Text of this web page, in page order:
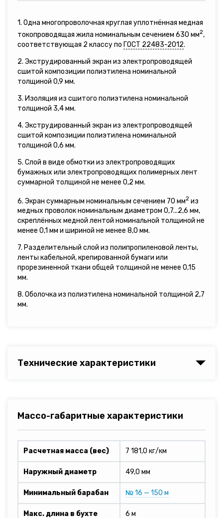
1. Одна многопроволочная круглая уплотнённая медная
токопроводящая жила номинальным сечением 630 мм2,
соответствующая 2 классу по ГОСТ 22483-2012.
2. Экструдированный экран из электропроводящей
сшитой композиции полиэтилена номинальной
толщиной 0,9 мм.
3. Изоляция из сшитого полиэтилена номинальной
толщиной 3,4 мм.
4. Экструдированный экран из электропроводящей
сшитой композиции полиэтилена номинальной
толщиной 0,6 мм.
5. Слой в виде обмотки из электропроводящих
бумажных или электропроводящих полимерных лент
суммарной толщиной не менее 0,2 мм.
6. Экран суммарным номинальным сечением 70 мм2 из
медных проволок номинальным диаметром 0,7...2,6 мм,
скреплённых медной лентой номинальной толщиной не
менее 0,1 мм и шириной не менее 8,0 мм.
7. Разделительный слой из полипропиленовой ленты,
ленты кабельной, крепированной бумаги или
прорезиненной ткани общей толщиной не менее 0,15
мм.
8. Оболочка из полиэтилена номинальной толщиной 2,7
мм.
Технические характеристики
Массо-габаритные характеристики
Расчетная масса (вес) 7 181,0 кг/км
Наружный диаметр 49,0 мм
Минимальный барабан № 16 — 150 м
Макс. длина в бухте 6 м